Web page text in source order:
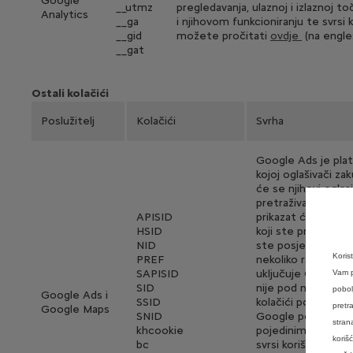
Analytics
__utmz
__ga
__gid
__gat
pregledavanja, ulaznoj i izlaznoj
i njihovom funkcioniranju te svrsi
možete pročitati ovdje (na
Ostali kolačići
Poslužitelj Kolačići Svrha
Google Ads i
Google Maps
APISID
HSID
NID
PREF
SAPISID
SID
SSID
SNID
khcookie
bc
Google Ads je
kojoj oglašivači
će se njihovi
pretraživanja.
prikazat će vam
koji ste
ste posjetili na
nekoliko različitih
uključuje Google
nije pod našom
kolačići pohranili
Google
pojedinim
svrsi korištenja
Vam